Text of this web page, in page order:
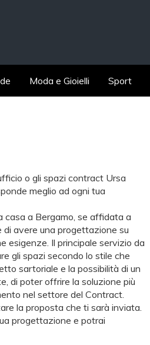
Moda e Gioielli Sport
o gli spazi contract Ursa
meglio ad ogni tua
casa a Bergamo, se affidata a
avere una progettazione su
esigenze. Il principale servizio da
gli spazi secondo lo stile che
sartoriale e la possibilità di un
di poter offrire la soluzione più
nel settore del Contract.
la proposta che ti sarà inviata.
progettazione e potrai